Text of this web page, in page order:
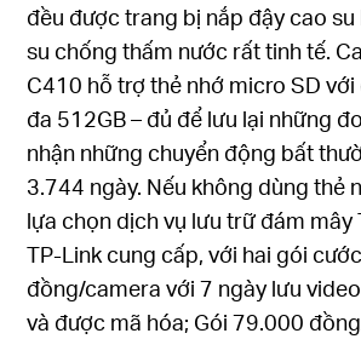
đều được trang bị nắp đậy cao
su chống thấm nước rất tinh tế.
C410 hỗ trợ thẻ nhớ micro SD
đa 512GB – đủ để lưu lại những
nhận những chuyển động bất
3.744 ngày. Nếu không dùng thẻ
lựa chọn dịch vụ lưu trữ đám mây
TP-Link cung cấp, với hai gói
đồng/camera với 7 ngày lưu
và được mã hóa; Gói 79.000